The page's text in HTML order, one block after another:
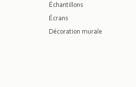
Échantillons
Écrans
Décoration murale